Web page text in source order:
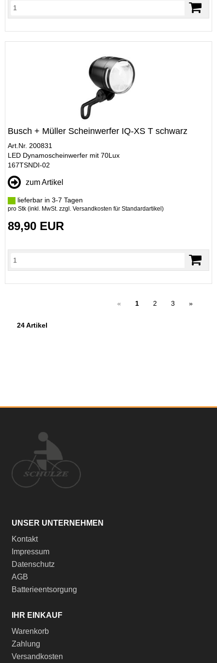
Busch + Müller Scheinwerfer IQ-XS T schwarz
Art.Nr. 200831
LED Dynamoscheinwerfer mit 70Lux
167TSNDI-02
zum Artikel
lieferbar in 3-7 Tagen
pro Stk (inkl. MwSt. zzgl. Versandkosten für Standardartikel )
89,90 EUR
« 1 2 3 »
24 Artikel
UNSER UNTERNEHMEN
Kontakt
Impressum
Datenschutz
AGB
Batterieentsorgung
IHR EINKAUF
Warenkorb
Zahlung
Versandkosten